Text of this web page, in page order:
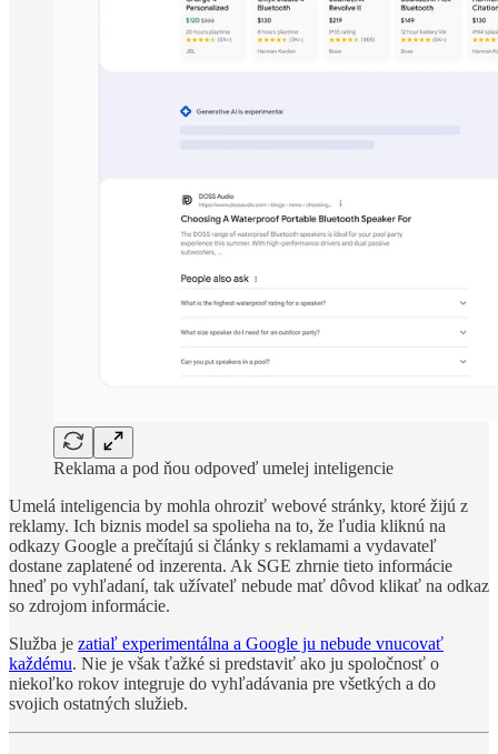
Reklama a pod ňou odpoveď umelej inteligencie
Umelá inteligencia by mohla ohroziť webové stránky, ktoré žijú z
reklamy. Ich biznis model sa spolieha na to, že ľudia kliknú na
odkazy Google a prečítajú si články s reklamami a vydavateľ
dostane zaplatené od inzerenta. Ak SGE zhrnie tieto informácie
hneď po vyhľadaní, tak užívateľ nebude mať dôvod klikať na odkaz
so zdrojom informácie.
Služba je zatiaľ experimentálna a Google ju nebude vnucovať
každému. Nie je však ťažké si predstaviť ako ju spoločnosť o
niekoľko rokov integruje do vyhľadávania pre všetkých a do
svojich ostatných služieb.